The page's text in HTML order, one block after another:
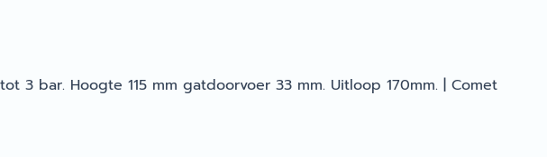
3 bar. Hoogte 115 mm gatdoorvoer 33 mm. Uitloop 170mm. | Comet